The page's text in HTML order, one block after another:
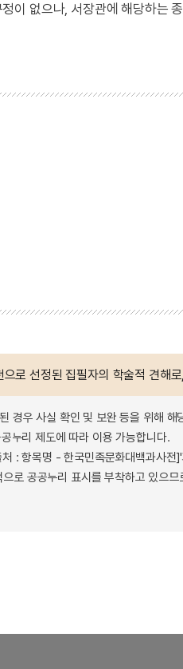
이 없으나, 서장관에 해당하는
로 선정된 집필자의 학술적 견해
경우 사실 확인 및 보완 등을 위해
누리 제도에 따라 이용 가능합니다.
: 항목명 - 한국민족문화대백과사전
로 공공누리 표시를 부착하고 있으